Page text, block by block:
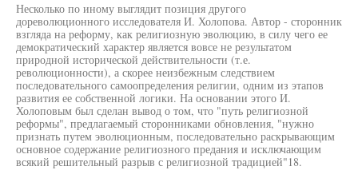
Несколько по иному выглядит позиция другого
дореволюционного исследователя И. Холопова. Автор - сторонник
взгляда на реформу, как религиозную эволюцию, в силу чего ее
демократический характер является вовсе не результатом
природной исторической действительности (т.е.
революционности), а скорее неизбежным следствием
последовательного самоопределения религии, одним из этапов
развития ее собственной логики. На основании этого И.
Холоповым был сделан вывод о том, что "путь религиозной
реформы", предлагаемый сторонниками обновления, "нужно
признать путем эволюционным, последовательно раскрывающим
основное содержание религиозного предания и исключающим
всякий решительный разрыв с религиозной традицией"18.